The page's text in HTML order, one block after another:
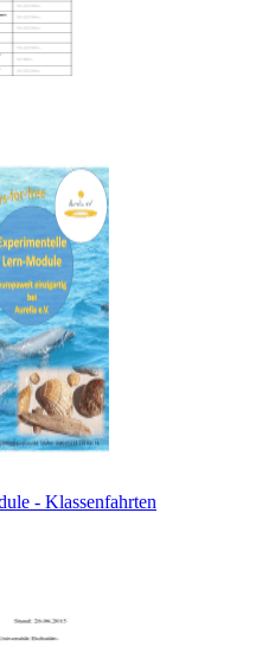
- Klassenfahrten